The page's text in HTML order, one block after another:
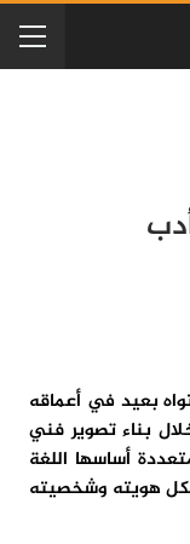
بعيد في أعماقه
بناء تصوير فني
أساسها اللغة
هويته وشخصيته